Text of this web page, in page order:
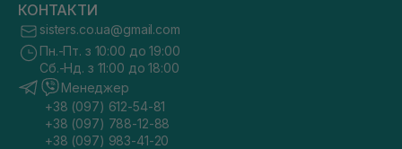
КОНТАКТИ
sisters.co.ua@gmail.com
Пн.-Пт. з 10:00 до 19:00
Сб.-Нд. з 11:00 до 18:00
Менеджер
+38 (097) 612-54-81
+38 (097) 788-12-88
+38 (097) 983-41-20